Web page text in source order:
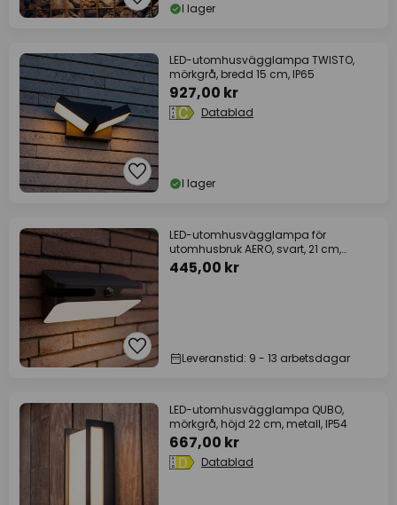
I lager
LED-utomhusvägglampa TWISTO,
mörkgrå, bredd 15 cm, IP65
927,00 kr
Datablad
I lager
LED-utomhusvägglampa för
utomhusbruk AERO, svart, 21 cm,
rörelsesensor, IP54
445,00 kr
Leveranstid: 9 - 13 arbetsdagar
LED-utomhusvägglampa QUBO,
mörkgrå, höjd 22 cm, metall, IP54
667,00 kr
Datablad